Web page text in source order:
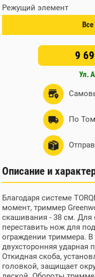
Режущий элемент
Расположение
Разборный вал
Внешний диаметр (дюйм)
Посадочный диаметр
Регулируемая штанга
Толщина лески
Подача лески
Ширина скашивания для
Ширина скашивания для
диска
Ширина скашивания для
лески
Плавный пуск
Антивибрационная
Напряжение
Емкость аккумулятора
Количество
Все
9
Ул.
По
Описание и
Благодаря системе
момент, триммер
скашивания - 38 см.
переставить нож для
ограждении триммера.
двухсторонняя ударная
Откидная скоба,
головкой, защищает